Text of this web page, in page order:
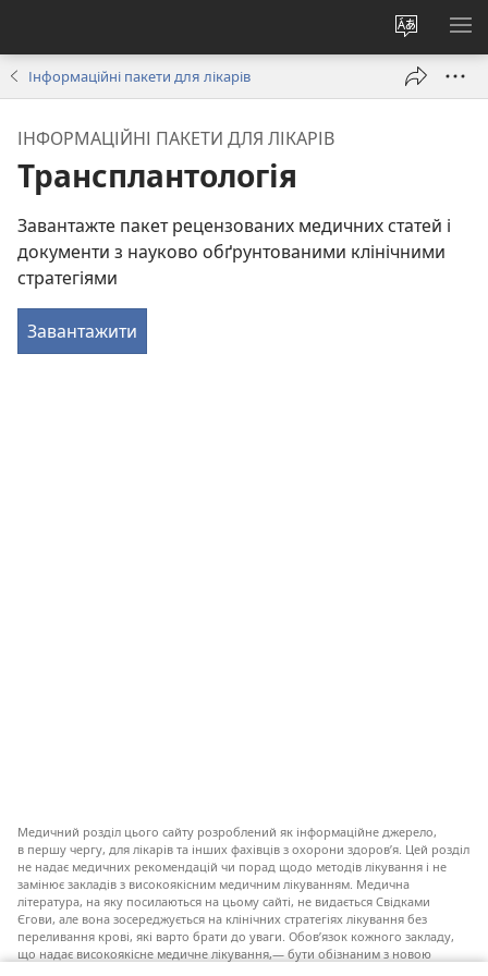
Змінити
мову
сайту
Інформаційні пакети для лікарів
ІНФОРМАЦІЙНІ ПАКЕТИ ДЛЯ ЛІКАРІВ
Трансплантологія
Завантажте пакет рецензованих медичних статей і
документи з науково обґрунтованими клінічними
стратегіями
Завантажити
Медичний розділ цього сайту розроблений як інформаційне джерело,
в першу чергу, для лікарів та інших фахівців з охорони здоров’я. Цей розділ
не надає медичних рекомендацій чи порад щодо методів лікування і не
замінює закладів з високоякісним медичним лікуванням. Медична
література, на яку посилаються на цьому сайті, не видається Свідками
Єгови, але вона зосереджується на клінічних стратегіях лікування без
переливання крові, які варто брати до уваги. Обов’язок кожного закладу,
що надає високоякісне медичне лікування,— бути обізнаним з новою